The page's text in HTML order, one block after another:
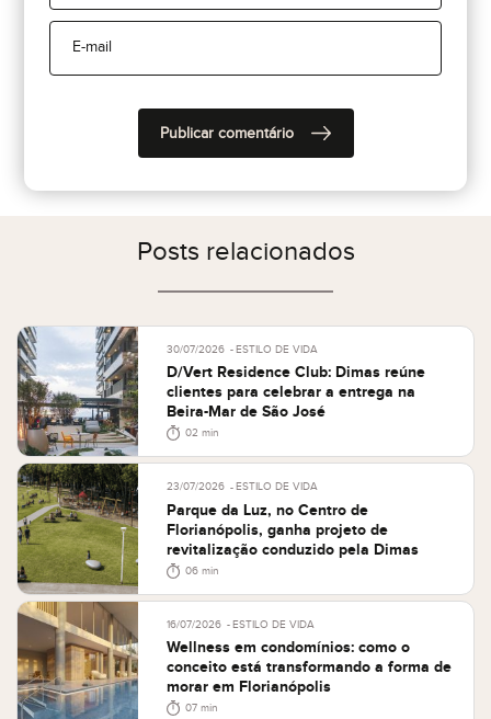
Posts relacionados
30/07/2026 ESTILO DE VIDA
D/Vert Residence Club: Dimas reúne
clientes para celebrar a entrega na
Beira-Mar de São José
02 min
23/07/2026 ESTILO DE VIDA
Parque da Luz, no Centro de
Florianópolis, ganha projeto de
revitalização conduzido pela Dimas
06 min
16/07/2026 ESTILO DE VIDA
Wellness em condomínios: como o
conceito está transformando a forma de
morar em Florianópolis
07 min